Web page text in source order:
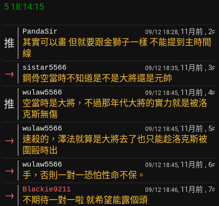
推
PandaSir 09/12 18:28, 11月前 , 2F
其實可以畫 但就要跟金獅子一樣 不能提到主時間
線
→ sistar5566 09/12 18:35, 11月前 , 3F
鋼骨空當時不知道是不是大將還是元帥
推
wulaw5566 09/12 18:45, 11月前 , 4F
空當時是大將，不過那年代大將的實力就是被洛
克斯無傷
→
wulaw5566 09/12 18:45, 11月前 , 5F
速殺的，澤法就算是大將去了也只能趁洛克斯被
圍毆時出
→ wulaw5566 09/12 18:45, 11月前 , 6F
手，否則一對一恐怕性命不保。
→ Blackie9211 09/12 18:46, 11月前 , 7F
不期待一對一啦 就希望能露個頭